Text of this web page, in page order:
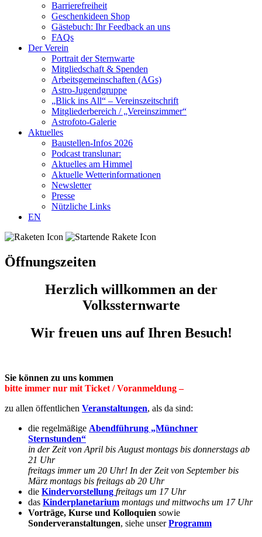
Barrierefreiheit
Geschenkideen Shop
Gästebuch: Ihr Feedback an uns
FAQs
Der Verein
Portrait der Sternwarte
Mitgliedschaft & Spenden
Arbeitsgemeinschaften (AGs)
Astro-Jugendgruppe
„Blick ins All“ – Vereinszeitschrift
Mitgliederbereich / „Vereinszimmer“
Astrofoto-Galerie
Aktuelles
Baustellen-Infos 2026
Podcast translunar:
Aktuelles am Himmel
Aktuelle Wetterinformationen
Newsletter
Presse
Nützliche Links
EN
Öffnungszeiten
Herzlich willkommen an der
Volkssternwarte
Wir freuen uns auf Ihren Besuch!
Sie können zu uns kommen
bitte immer nur mit Ticket / Voranmeldung –
zu allen öffentlichen Veranstaltungen, als da sind:
die regelmäßige Abendführung „Münchner
Sternstunden“
in der Zeit von April bis August montags bis donnerstags ab
21 Uhr
freitags immer um 20 Uhr! In der Zeit von September bis
März montags bis freitags ab 20 Uhr
die Kindervorstellung freitags um 17 Uhr
das Kinderplanetarium montags und mittwochs um 17 Uhr
Vorträge, Kurse und Kolloquien sowie
Sonderveranstaltungen, siehe unserProgramm